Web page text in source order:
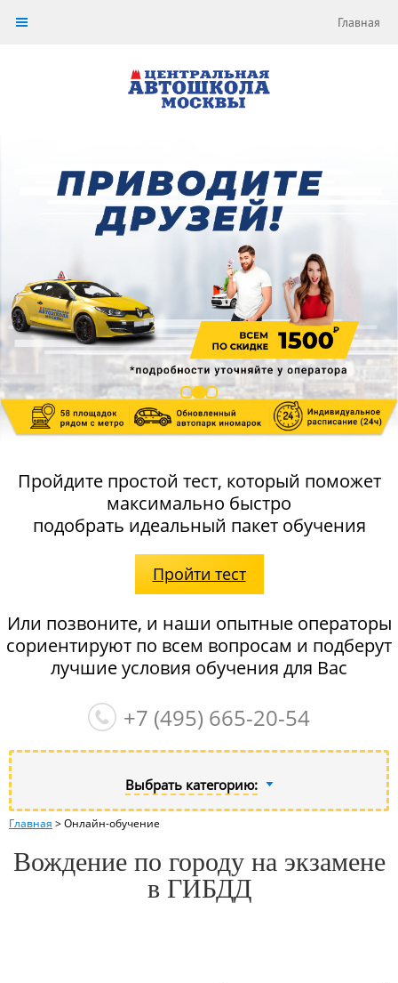
Главная
Пройдите простой тест, который поможет
максимально быстро
подобрать идеальный пакет обучения
Пройти тест
Или позвоните, и наши опытные операторы
сориентируют по всем вопросам и подберут
лучшие условия обучения для Вас
+7 (495) 665-20-54
Выбрать категорию:
Главная >Онлайн-обучение
Вождение по городу на экзамене
в ГИБДД